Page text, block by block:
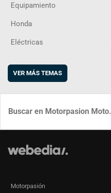
Equipamiento
Honda
Eléctricas
VER MÁS TEMAS
Motorpasión